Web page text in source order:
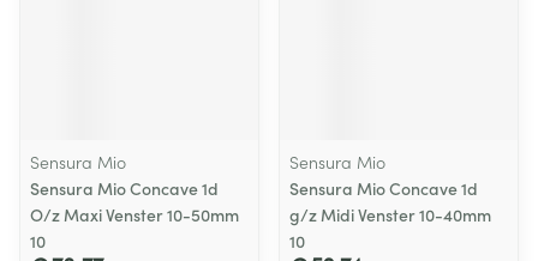
Sensura Mio
Sensura Mio Concave 1d
O/z Maxi Venster 10-50mm
10
Sensura Mio
Sensura Mio Concave 1d
g/z Midi Venster 10-40mm
10